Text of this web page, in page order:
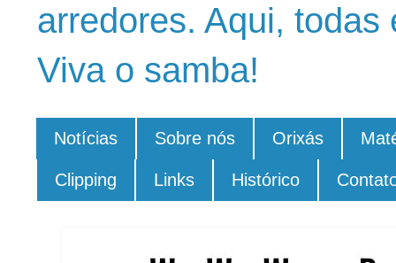
arredores. Aqui,
Viva o samba!
Notícias Sobre nós Orixás
Clipping Links Histórico